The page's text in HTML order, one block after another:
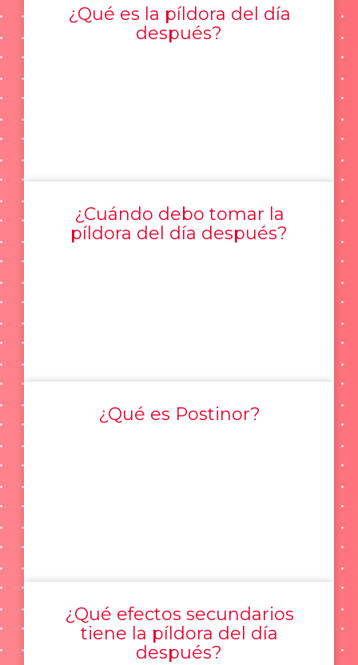
¿Qué es la píldora del día
después?
¿Cuándo debo tomar la
píldora del día después?
¿Qué es Postinor?
¿Qué efectos secundarios
tiene la píldora del día
después?